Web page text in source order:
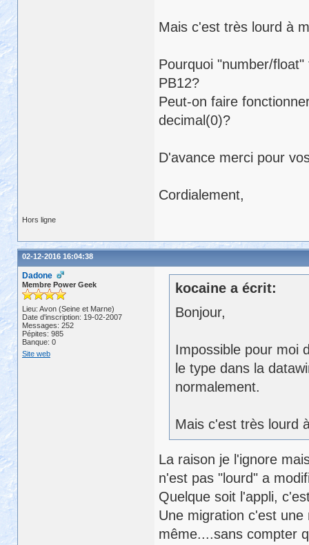
Mais c'est très lourd à
Pourquoi "number/
PB12?
Peut-on faire
decimal(0)?
D'avance merci pour
Cordialement,
Hors ligne
02-12-2016 16:04:38
Dadone
Membre Power Geek
Lieu: Avon (Seine et Marne)
Date d'inscription: 19-02-2007
Messages: 252
Pépites: 985
Banque: 0
Site web
kocaine a écrit:
Bonjour,
Impossible pour moi
le type dans la
normalement.
Mais c'est très lourd
La raison je l'ignore
n'est pas "lourd" a
Quelque soit l'appli,
Une migration c'est
même....sans compter